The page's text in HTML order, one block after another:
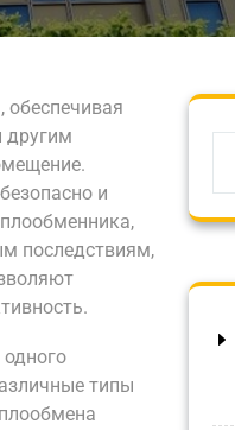
обеспечивая
другим
и
последствиям,
типы